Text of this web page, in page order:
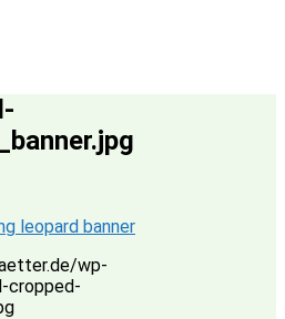
wp-
cropped-